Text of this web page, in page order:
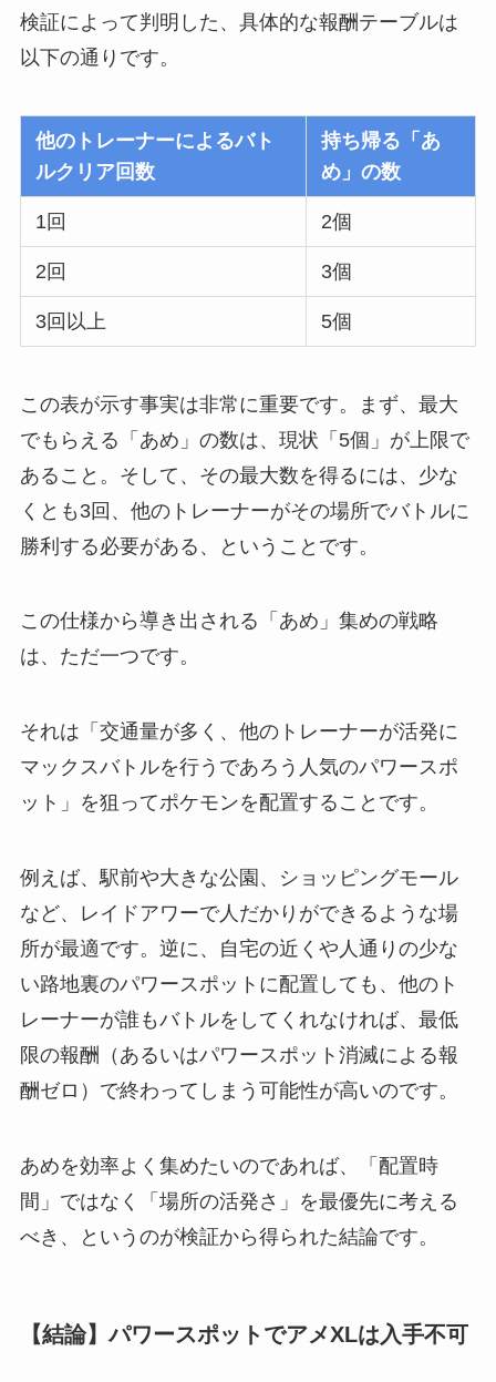
検証によって判明した、具体的な報酬テーブルは
以下の通りです。
他のトレーナーによるバト
ルクリア回数
持ち帰る「あ
め」の数
1回 2個
2回 3個
3回以上 5個
この表が示す事実は非常に重要です。まず、最大
でもらえる「あめ」の数は、現状「5個」が上限で
あること。そして、その最大数を得るには、少な
くとも3回、他のトレーナーがその場所でバトルに
勝利する必要がある、ということです。
この仕様から導き出される「あめ」集めの戦略
は、ただ一つです。
それは「交通量が多く、他のトレーナーが活発に
マックスバトルを行うであろう人気のパワースポ
ット」を狙ってポケモンを配置することです。
例えば、駅前や大きな公園、ショッピングモール
など、レイドアワーで人だかりができるような場
所が最適です。逆に、自宅の近くや人通りの少な
い路地裏のパワースポットに配置しても、他のト
レーナーが誰もバトルをしてくれなければ、最低
限の報酬（あるいはパワースポット消滅による報
酬ゼロ）で終わってしまう可能性が高いのです。
あめを効率よく集めたいのであれば、「配置時
間」ではなく「場所の活発さ」を最優先に考える
べき、というのが検証から得られた結論です。
【結論】パワースポットでアメXLは入手不可